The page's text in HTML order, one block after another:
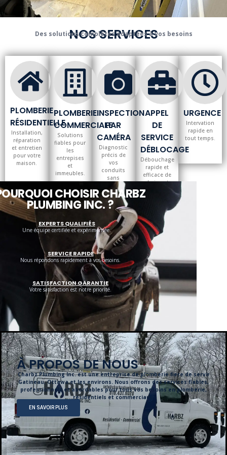
NOS SERVICES
Des solutions complètes adaptées à vos besoins
PLOMBERIE
RÉSIDENTIELLE
Installation,
réparation
et entretien
pour votre
maison.
PLOMBERIE
COMMERCIALE
Solutions
fiables pour
les
entrepises
et
immeubles.
INSPECTION
PAR
CAMÉRA
Diagnostic
précis de
vos
conduits
sans
excavation.
APPEL
DE
SERVICE
DÉBLOCAGE
Débouchage
rapide et
efficace de
drains et
canalisations.
URGENCE
Intervation
rapide en
tout temps.
CHOISIR CHARBZ
PLUMBING INC. ?
EXPERTS QUALIFIÉS
Une équipe certifiée et expérimentée.
SERVICE RAPIDE
Nous répondons rapidement à vos besoins.
SATISFACTION GARANTIE
Votre satisfaction est notre priorité.
À PROPOS DE NOUS
Charbz Plumbing Inc. est une entreprise de plomberie fiere de servir
Gatineau, Ottawa et les environs. Nous offrons des services fiables,
professionnels et abordables pour tous vos besoins en plomberie,
résidentiels et commerciaux.
EN SAVOIR PLUS